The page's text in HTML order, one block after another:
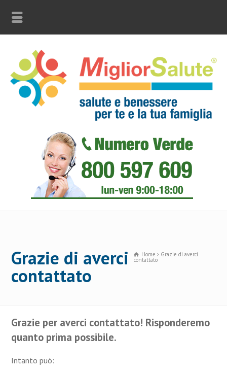
Grazie di averci
contattato
Home Grazie di averci
contattato
Grazie per averci contattato! Risponderemo
quanto prima possibile.
Intanto può: